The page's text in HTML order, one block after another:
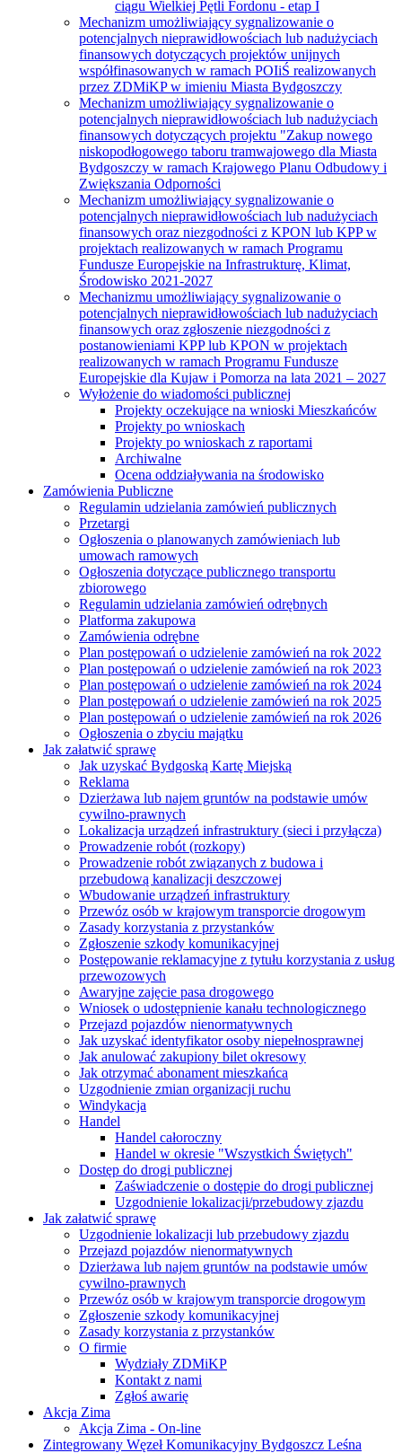
ciągu Wielkiej Pętli Fordonu - etap I
Mechanizm umożliwiający sygnalizowanie o
potencjalnych nieprawidłowościach lub nadużyciach
finansowych dotyczących projektów unijnych
współfinasowanych w ramach POIiŚ realizowanych
przez ZDMiKP w imieniu Miasta Bydgoszczy
Mechanizm umożliwiający sygnalizowanie o
potencjalnych nieprawidłowościach lub nadużyciach
finansowych dotyczących projektu "Zakup nowego
niskopodłogowego taboru tramwajowego dla Miasta
Bydgoszczy w ramach Krajowego Planu Odbudowy i
Zwiększania Odporności
Mechanizm umożliwiający sygnalizowanie o
potencjalnych nieprawidłowościach lub nadużyciach
finansowych oraz niezgodności z KPON lub KPP w
projektach realizowanych w ramach Programu
Fundusze Europejskie na Infrastrukturę, Klimat,
Środowisko 2021-2027
Mechanizmu umożliwiający sygnalizowanie o
potencjalnych nieprawidłowościach lub nadużyciach
finansowych oraz zgłoszenie niezgodności z
postanowieniami KPP lub KPON w projektach
realizowanych w ramach Programu Fundusze
Europejskie dla Kujaw i Pomorza na lata 2021 – 2027
Wyłożenie do wiadomości publicznej
Projekty oczekujące na wnioski Mieszkańców
Projekty po wnioskach
Projekty po wnioskach z raportami
Archiwalne
Ocena oddziaływania na środowisko
Zamówienia Publiczne
Regulamin udzielania zamówień publicznych
Przetargi
Ogłoszenia o planowanych zamówieniach lub
umowach ramowych
Ogłoszenia dotyczące publicznego transportu
zbiorowego
Regulamin udzielania zamówień odrębnych
Platforma zakupowa
Zamówienia odrębne
Plan postępowań o udzielenie zamówień na rok 2022
Plan postępowań o udzielenie zamówień na rok 2023
Plan postępowań o udzielenie zamówień na rok 2024
Plan postępowań o udzielenie zamówień na rok 2025
Plan postępowań o udzielenie zamówień na rok 2026
Ogłoszenia o zbyciu majątku
Jak załatwić sprawę
Jak uzyskać Bydgoską Kartę Miejską
Reklama
Dzierżawa lub najem gruntów na podstawie umów
cywilno-prawnych
Lokalizacja urządzeń infrastruktury (sieci i przyłącza)
Prowadzenie robót (rozkopy)
Prowadzenie robót związanych z budowa i
przebudową kanalizacji deszczowej
Wbudowanie urządzeń infrastruktury
Przewóz osób w krajowym transporcie drogowym
Zasady korzystania z przystanków
Zgłoszenie szkody komunikacyjnej
Postępowanie reklamacyjne z tytułu korzystania z usług
przewozowych
Awaryjne zajęcie pasa drogowego
Wniosek o udostępnienie kanału technologicznego
Przejazd pojazdów nienormatywnych
Jak uzyskać identyfikator osoby niepełnosprawnej
Jak anulować zakupiony bilet okresowy
Jak otrzymać abonament mieszkańca
Uzgodnienie zmian organizacji ruchu
Windykacja
Handel
Handel całoroczny
Handel w okresie "Wszystkich Świętych"
Dostęp do drogi publicznej
Zaświadczenie o dostępie do drogi publicznej
Uzgodnienie lokalizacji/przebudowy zjazdu
Jak załatwić sprawę
Uzgodnienie lokalizacji lub przebudowy zjazdu
Przejazd pojazdów nienormatywnych
Dzierżawa lub najem gruntów na podstawie umów
cywilno-prawnych
Przewóz osób w krajowym transporcie drogowym
Zgłoszenie szkody komunikacyjnej
Zasady korzystania z przystanków
O firmie
Wydziały ZDMiKP
Kontakt z nami
Zgłoś awarię
Akcja Zima
Akcja Zima - On-line
Zintegrowany Węzeł Komunikacyjny Bydgoszcz Leśna